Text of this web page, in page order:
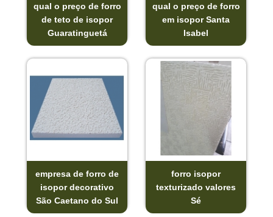
qual o preço de forro
de teto de isopor
Guaratinguetá
qual o preço de forro
em isopor Santa
Isabel
empresa de forro de
isopor decorativo
São Caetano do Sul
forro isopor
texturizado valores
Sé